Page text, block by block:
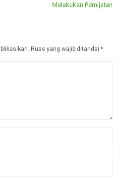
Melakukan Pemijatan
Ruas yang wajib ditandai *